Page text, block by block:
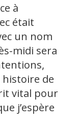
à
était
un nom
midi sera
histoire de
vital pour
j’espère